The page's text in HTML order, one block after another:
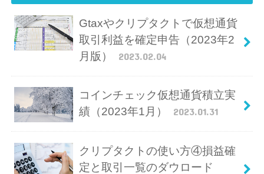
Gtaxやクリプタクトで仮想通貨
取引利益を確定申告（2023年2
月版）
2023.02.04
コインチェック仮想通貨積立実
績（2023年1月）
2023.01.31
クリプタクトの使い方④損益確
定と取引一覧のダウロード